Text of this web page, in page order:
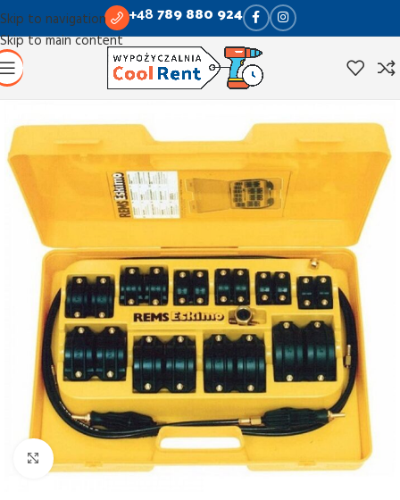
Skip to navigation
Skip to main content
+48789 880 924
Kliknij aby powiększyć